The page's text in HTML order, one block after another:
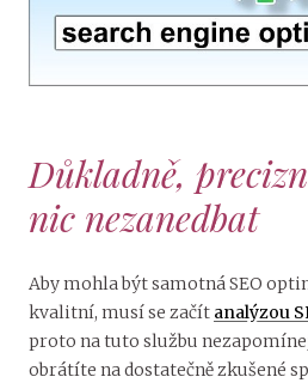
Důkladně,
nic nezanedbat
Aby mohla být samotná SEO
kvalitní, musí se začít analýzou
proto na tuto službu
obrátíte na dostatečně zkušené